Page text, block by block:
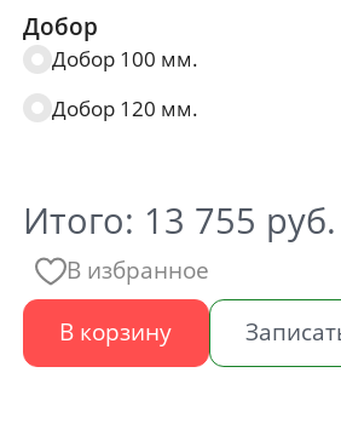
Добор
Добор 100 мм.
Добор 120 мм.
Итого: 13 755 руб.
В избранное
В корзину